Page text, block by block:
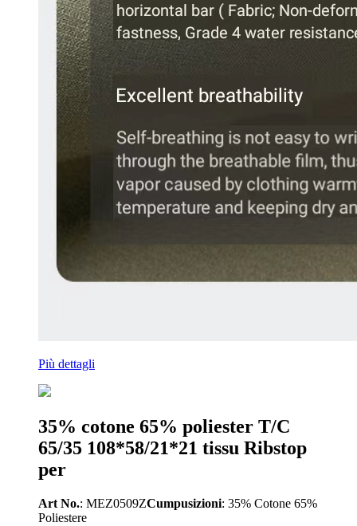
Più dettagli
35% cotone 65% poliester T/C
65/35 108*58/21*21 tissu Ribstop
per
Art No.: MEZ0509ZCumpusizioni: 35% Cotone 65%
Poliestere